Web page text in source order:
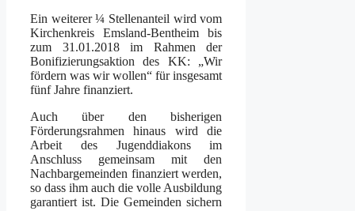
Ein weiterer ¼ Stellenanteil wird vom
Kirchenkreis Emsland-Bentheim bis
zum 31.01.2018 im Rahmen der
Bonifizierungsaktion des KK: „Wir
fördern was wir wollen“ für insgesamt
fünf Jahre finanziert.
Auch über den bisherigen
Förderungsrahmen hinaus wird die
Arbeit des Jugenddiakons im
Anschluss gemeinsam mit den
Nachbargemeinden finanziert werden,
so dass ihm auch die volle Ausbildung
garantiert ist. Die Gemeinden sichern